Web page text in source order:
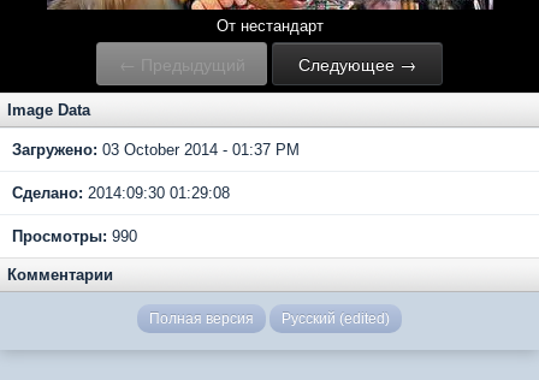
От нестандарт
← Предыдущий Следующее →
Image Data
Загружено: 03 October 2014 - 01:37 PM
Сделано: 2014:09:30 01:29:08
Просмотры: 990
Комментарии
Полная версия Русский (edited)